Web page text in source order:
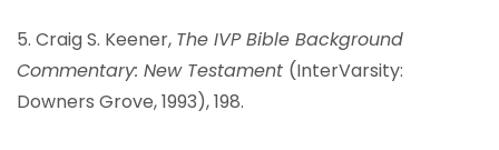
5. Craig S. Keener, The IVP Bible Background
Commentary: New Testament (InterVarsity:
Downers Grove, 1993), 198.